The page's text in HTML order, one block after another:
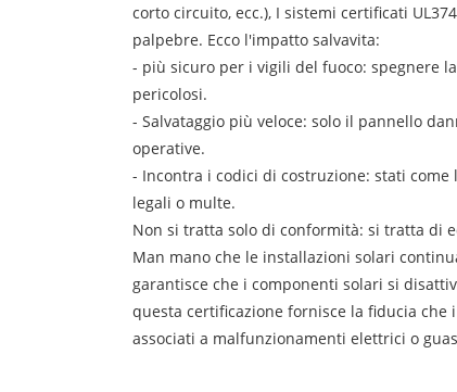
corto circuito, ecc.), I sistemi certificati
palpebre. Ecco l'impatto salvavita:
- più sicuro per i vigili del fuoco: spegnere
pericolosi.
- Salvataggio più veloce: solo il pannello
operative.
- Incontra i codici di costruzione: stati
legali o multe.
Non si tratta solo di conformità: si tratta di
Man mano che le installazioni solari
garantisce che i componenti solari si
questa certificazione fornisce la fiducia
associati a malfunzionamenti elettrici o